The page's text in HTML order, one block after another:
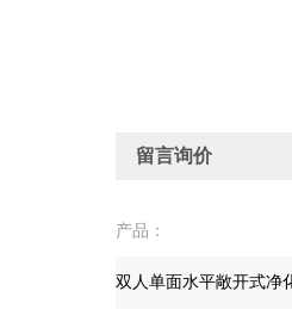
留言询价
产品：